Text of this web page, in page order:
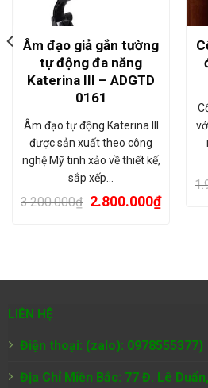
Âm đạo giả gắn tường
tự động đa năng
Katerina III – ADGTD
0161
Âm đạo tự động Katerina III
được sản xuất theo công
nghệ Mỹ tinh xảo về thiết kế,
sắp xếp…
3.200.000₫ 2.800.000₫
LIÊN HỆ
Điện thoại: (zalo): 0978555377)
Địa Chỉ Miền Bắc: 77 Đ. Lê